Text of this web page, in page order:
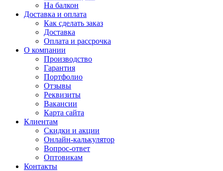
На балкон
Доставка и оплата
Как сделать заказ
Доставка
Оплата и рассрочка
О компании
Производство
Гарантия
Портфолио
Отзывы
Реквизиты
Вакансии
Карта сайта
Клиентам
Скидки и акции
Онлайн-калькулятор
Вопрос-ответ
Оптовикам
Контакты